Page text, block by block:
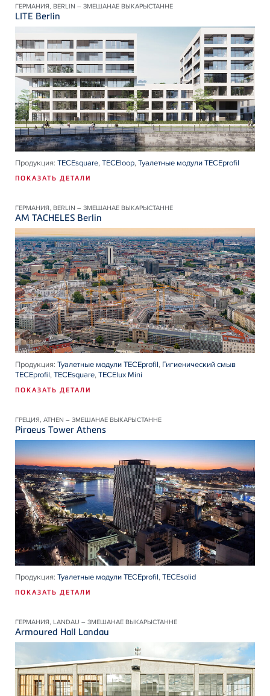
ГЕРМАНИЯ, BERLIN – ЗМЕШАНАЕ ВЫКАРЫСТАННЕ
LITE Berlin
Продукция: TECEsquare,TECEloop,Туалетные модули TECEprofil
ПОКАЗАТЬ ДЕТАЛИ
ГЕРМАНИЯ, BERLIN – ЗМЕШАНАЕ ВЫКАРЫСТАННЕ
AM TACHELES Berlin
Продукция: Туалетные модули TECEprofil, Гигиенический смыв
TECEprofil,TECEsquare,TECElux Mini
ПОКАЗАТЬ ДЕТАЛИ
ГРЕЦИЯ, ATHEN – ЗМЕШАНАЕ ВЫКАРЫСТАННЕ
Piraeus Tower Athens
Продукция: Туалетные модули TECEprofil,TECEsolid
ПОКАЗАТЬ ДЕТАЛИ
ГЕРМАНИЯ, LANDAU – ЗМЕШАНАЕ ВЫКАРЫСТАННЕ
Armoured Hall Landau